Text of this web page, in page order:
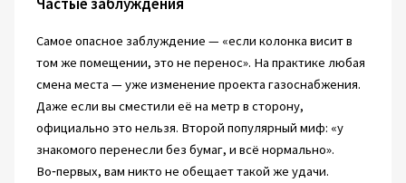
Самое опасное заблуждение — «если колонка висит в
том же помещении, это не перенос». На практике любая
смена места — уже изменение проекта газоснабжения.
Даже если вы сместили её на метр в сторону,
официально это нельзя. Второй популярный миф: «у
знакомого перенесли без бумаг, и всё нормально».
Во‑первых, вам никто не обещает такой же удачи.